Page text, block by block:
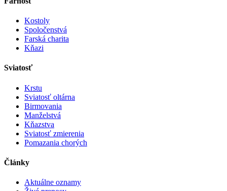
Kostoly
Spoločenstvá
Farská charita
Kňazi
Sviatosť
Krstu
Sviatosť oltárna
Birmovania
Manželstvá
Kňazstva
Sviatosť zmierenia
Pomazania chorých
Články
Aktuálne oznamy